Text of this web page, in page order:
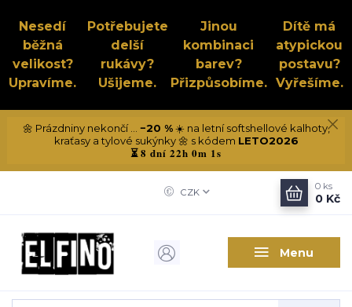
Nesedí
běžná
velikost?
Upravíme.
Potřebujete
delší
rukávy?
Ušijeme.
Jinou
kombinaci
barev?
Přizpůsobíme.
Dítě má
atypickou
postavu?
Vyřešíme.
🌼 Prázdniny nekončí ... −20 %☀️ na letní softshellové kalhoty,
kraťasy a tylové sukýnky 🌼 s kódem LETO2026
⏳8 dní 22h 0m 1s
Menu
CZK
0 ks
0 Kč